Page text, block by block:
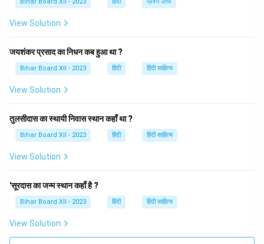
दिखाना' का प्रयोग किसी कार्य में हार स्वीकार कर भागने या नाकाम
रहने के संदर्भ में किया जाता है।
Download Solution in PDF
View Solution
जयशंकर प्रसाद का निधन कब हुआ था ?
Bihar Board XII - 2023 हिंदी हिंदी साहित्य
View Solution
तुलसीदास का स्थायी निवास स्थान कहाँ था ?
Bihar Board XII - 2023 हिंदी हिंदी साहित्य
View Solution
'सूरदास का जन्म स्थान कहाँ है ?
Bihar Board XII - 2023 हिंदी हिंदी साहित्य
View Solution